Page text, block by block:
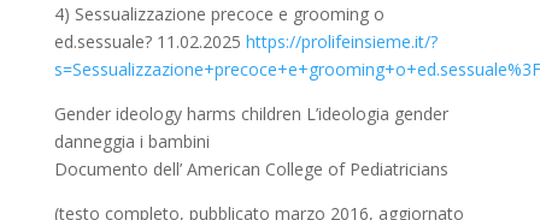
4) Sessualizzazione precoce e grooming o
ed.sessuale? 11.02.2025 https://prolifeinsieme.it/?
Gender ideology harms children L’ideologia gender
danneggia i bambini
Documento dell’ American College of Pediatricians
(testo completo, pubblicato marzo 2016, aggiornato